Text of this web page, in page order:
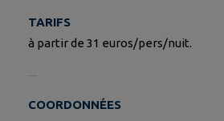
TARIFS
à partir de 31 euros/pers/nuit.
COORDONNÉES